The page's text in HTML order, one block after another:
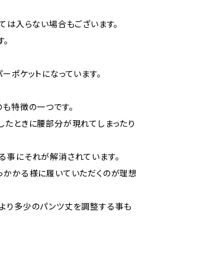
は入らない場合もございます。
ポケットになっています。
特徴の一つです。
たときに腰部分が現れてしまったり
事にそれが解消されています。
かかる様に履いていただくのが理想
り多少のパンツ丈を調整する事も